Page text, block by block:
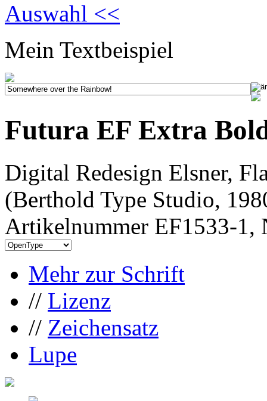
Auswahl <<
Mein Textbeispiel
Futura EF Extra
Digital Redesign Elsner,
(Berthold Type Studio,
Artikelnummer EF1533-1,
Mehr zur Schrift
// Lizenz
// Zeichensatz
Lupe